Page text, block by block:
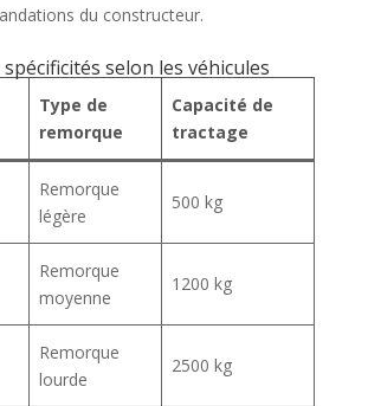
du constructeur.
selon les véhicules
Type de
remorque
Capacité de
tractage
Remorque
légère
500 kg
Remorque
moyenne
1200 kg
Remorque
lourde
2500 kg